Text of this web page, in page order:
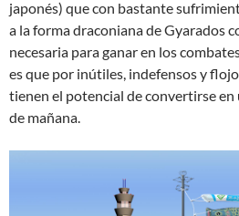
japonés) que con bastante
a la forma draconiana de Gyarados
necesaria para ganar en los
es que por inútiles, indefensos y
tienen el potencial de convertirse
de mañana.